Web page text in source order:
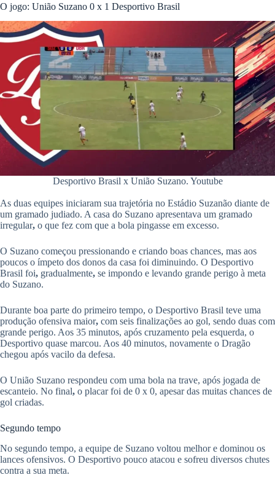
O jogo: União Suzano 0 x 1 Desportivo Brasil
Desportivo Brasil x União Suzano. Youtube
As duas equipes iniciaram sua trajetória no Estádio Suzanão diante de
um gramado judiado. A casa do Suzano apresentava um gramado
irregular, o que fez com que a bola pingasse em excesso.
O Suzano começou pressionando e criando boas chances, mas aos
poucos o ímpeto dos donos da casa foi diminuindo. O Desportivo
Brasil foi, gradualmente, se impondo e levando grande perigo à meta
do Suzano.
Durante boa parte do primeiro tempo, o Desportivo Brasil teve uma
produção ofensiva maior, com seis finalizações ao gol, sendo duas com
grande perigo. Aos 35 minutos, após cruzamento pela esquerda, o
Desportivo quase marcou. Aos 40 minutos, novamente o Dragão
chegou após vacilo da defesa.
O União Suzano respondeu com uma bola na trave, após jogada de
escanteio. No final, o placar foi de 0 x 0, apesar das muitas chances de
gol criadas.
Segundo tempo
No segundo tempo, a equipe de Suzano voltou melhor e dominou os
lances ofensivos. O Desportivo pouco atacou e sofreu diversos chutes
contra a sua meta.